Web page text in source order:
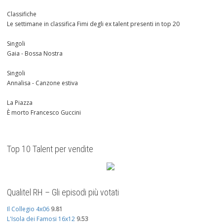
Classifiche
Le settimane in classifica Fimi degli ex talent presenti in top 20
Singoli
Gaia - Bossa Nostra
Singoli
Annalisa - Canzone estiva
La Piazza
È morto Francesco Guccini
Top 10 Talent per vendite
Qualitel RH – Gli episodi più votati
Il Collegio 4x06 9.81
L'Isola dei Famosi 16x12 9.53